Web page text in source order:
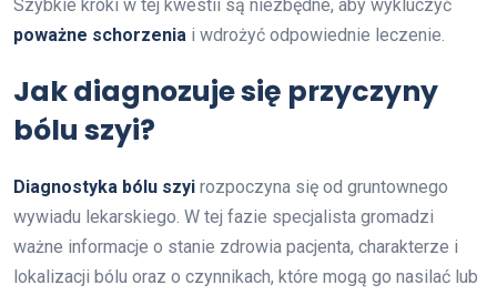
Szybkie kroki w tej kwestii są niezbędne, aby wykluczyć
poważne schorzenia i wdrożyć odpowiednie leczenie.
Jak diagnozuje się przyczyny
bólu szyi?
Diagnostyka bólu szyi rozpoczyna się od gruntownego
wywiadu lekarskiego. W tej fazie specjalista gromadzi
ważne informacje o stanie zdrowia pacjenta, charakterze i
lokalizacji bólu oraz o czynnikach, które mogą go nasilać lub